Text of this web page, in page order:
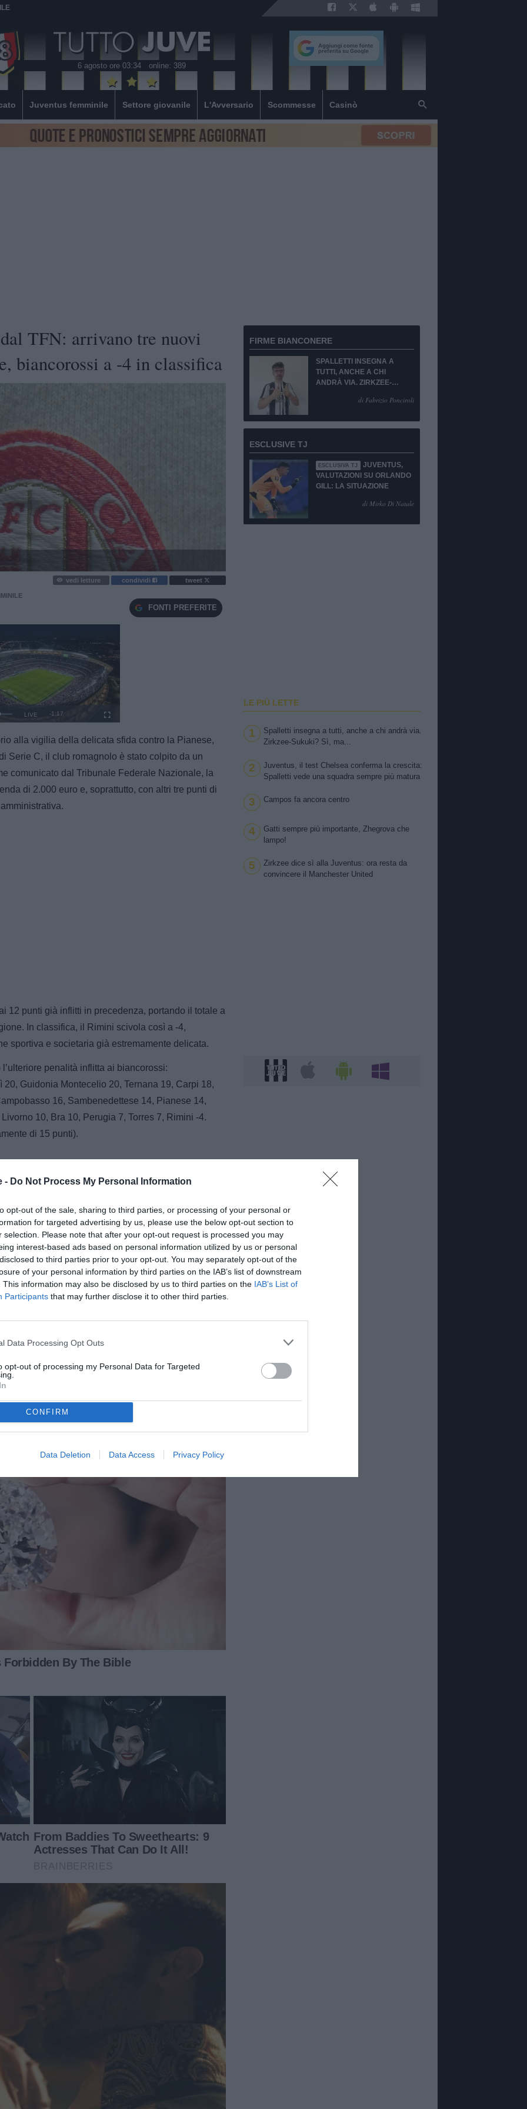
- Do Not Process My Personal Information
opt-out of the sale, sharing to third parties, or processing of your personal or
for targeted advertising by us, please use the below opt-out section to
selection. Please note that after your opt-out request is processed you may
interest-based ads based on personal information utilized by us or personal
to third parties prior to your opt-out. You may separately opt-out of the
of your personal information by third parties on the IAB’s list of downstream
This information may also be disclosed by us to third parties on the IAB’s List of
Participants that may further disclose it to other third parties.
Data Processing Opt Outs
opt-out of processing my Personal Data for Targeted
CONFIRM
Data Deletion Data Access Privacy Policy
6 agosto ore 03:34 online: 389
Juventus femminile Settore giovanile L'Avversario Scommesse Casinò
TFN: arrivano tre nuovi
biancorossi a -4 in classifica
vedi letture condividi tweet
FONTI PREFERITE
Loaded:
100.00%
Seek to live, currently behind live
LIVE Remaining
-1:16
Picture-in-Picture
Fullscreen
alla vigilia della delicata sfida contro la Pianese,
Serie C, il club romagnolo è stato colpito da un
comunicato dal Tribunale Federale Nazionale, la
di 2.000 euro e, soprattutto, con altri tre punti di
12 punti già inflitti in precedenza, portando il totale a
In classifica, il Rimini scivola così a -4,
sportiva e societaria già estremamente delicata.
penalità inflitta ai biancorossi:
Guidonia Montecelio 20, Ternana 19, Carpi 18,
16, Sambenedettese 14, Pianese 14,
10, Bra 10, Perugia 7, Torres 7, Rimini -4.
di 15 punti).
dove segue l’attualità della Juventus con notizie,
dedicati al mondo bianconero. Collabora inoltre con
FIRME BIANCONERE
SPALLETTI INSEGNA A
TUTTI, ANCHE A CHI
ANDRÀ VIA. ZIRKZEE-
di Fabrizio Ponciroli
ESCLUSIVE TJ
ESCLUSIVA TJ
JUVENTUS,
VALUTAZIONI SU ORLANDO
GILL: LA SITUAZIONE
di Mirko Di Natale
LE PIÙ LETTE
1
Spalletti insegna a tutti, anche a chi andrà via.
Zirkzee-Sukuki? Sì, ma...
2
Juventus, il test Chelsea conferma la crescita:
Spalletti vede una squadra sempre più matura
3 Campos fa ancora centro
4
Gatti sempre più importante, Zhegrova che
lampo!
5
Zirkzee dice sì alla Juventus: ora resta da
convincere il Manchester United